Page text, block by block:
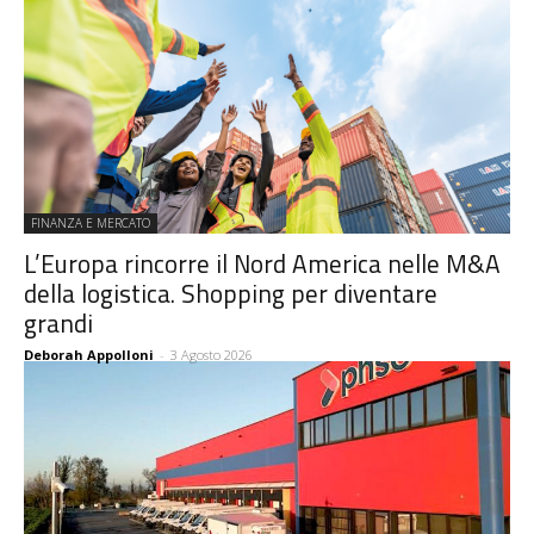
FINANZA E MERCATO
L’Europa rincorre il Nord America nelle M&A
della logistica. Shopping per diventare
grandi
Deborah Appolloni - 3 Agosto 2026